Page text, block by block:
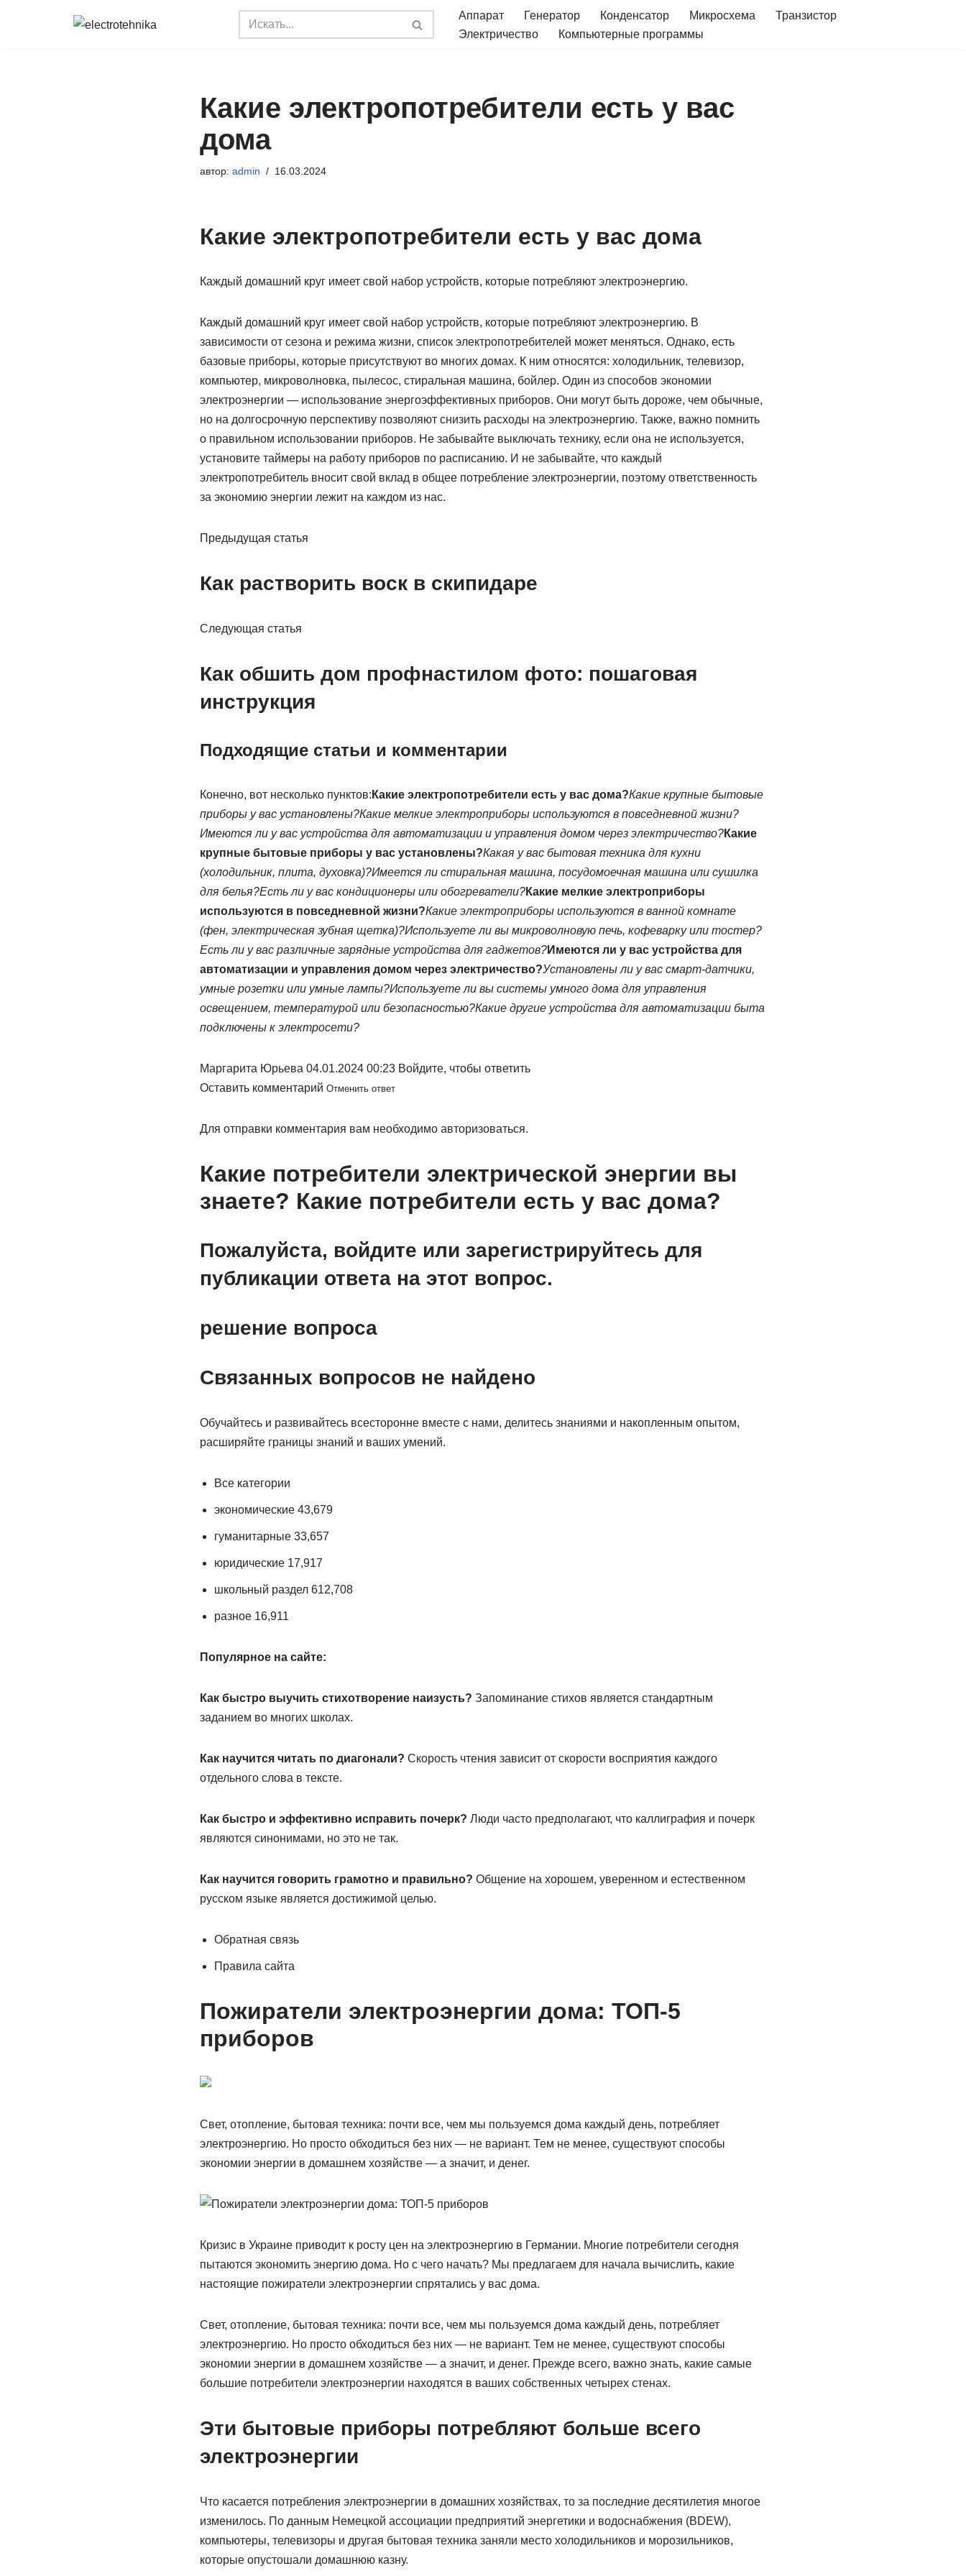
Аппарат Генератор Конденсатор Микросхема
Транзистор
Электричество
Компьютерные программы
Какие электропотребители есть у вас
дома
автор: admin 16.03.2024
Какие электропотребители есть у вас дома
Каждый домашний круг имеет свой набор устройств, которые потребляют электроэнергию.
Каждый домашний круг имеет свой набор устройств, которые потребляют электроэнергию. В
зависимости от сезона и режима жизни, список электропотребителей может меняться. Однако, есть
базовые приборы, которые присутствуют во многих домах. К ним относятся: холодильник, телевизор,
компьютер, микроволновка, пылесос, стиральная машина, бойлер. Один из способов экономии
электроэнергии — использование энергоэффективных приборов. Они могут быть дороже, чем обычные,
но на долгосрочную перспективу позволяют снизить расходы на электроэнергию. Также, важно помнить
о правильном использовании приборов. Не забывайте выключать технику, если она не используется,
установите таймеры на работу приборов по расписанию. И не забывайте, что каждый
электропотребитель вносит свой вклад в общее потребление электроэнергии, поэтому ответственность
за экономию энергии лежит на каждом из нас.
Предыдущая статья
Как растворить воск в скипидаре
Следующая статья
Как обшить дом профнастилом фото: пошаговая
инструкция
Подходящие статьи и комментарии
Конечно, вот несколько пунктов: Какие электропотребители есть у вас дома?Какие крупные бытовые
приборы у вас установлены?Какие мелкие электроприборы используются в повседневной жизни?
Имеются ли у вас устройства для автоматизации и управления домом через электричество?Какие
крупные бытовые приборы у вас установлены?Какая у вас бытовая техника для кухни
(холодильник, плита, духовка)?Имеется ли стиральная машина, посудомоечная машина или сушилка
для белья?Есть ли у вас кондиционеры или обогреватели?Какие мелкие электроприборы
используются в повседневной жизни?Какие электроприборы используются в ванной комнате
(фен, электрическая зубная щетка)?Используете ли вы микроволновую печь, кофеварку или тостер?
Есть ли у вас различные зарядные устройства для гаджетов?Имеются ли у вас устройства для
автоматизации и управления домом через электричество?Установлены ли у вас смарт-датчики,
умные розетки или умные лампы?Используете ли вы системы умного дома для управления
освещением, температурой или безопасностью?Какие другие устройства для автоматизации быта
подключены к электросети?
Маргарита Юрьева 04.01.2024 00:23 Войдите, чтобы ответить
Оставить комментарий Отменить ответ
Для отправки комментария вам необходимо авторизоваться.
Какие потребители электрической энергии вы
знаете? Какие потребители есть у вас дома?
Пожалуйста, войдите или зарегистрируйтесь для
публикации ответа на этот вопрос.
решение вопроса
Связанных вопросов не найдено
Обучайтесь и развивайтесь всесторонне вместе с нами, делитесь знаниями и накопленным опытом,
расширяйте границы знаний и ваших умений.
Все категории
экономические 43,679
гуманитарные 33,657
юридические 17,917
школьный раздел 612,708
разное 16,911
Популярное на сайте:
Как быстро выучить стихотворение наизусть? Запоминание стихов является стандартным
заданием во многих школах.
Как научится читать по диагонали? Скорость чтения зависит от скорости восприятия каждого
отдельного слова в тексте.
Как быстро и эффективно исправить почерк? Люди часто предполагают, что каллиграфия и почерк
являются синонимами, но это не так.
Как научится говорить грамотно и правильно? Общение на хорошем, уверенном и естественном
русском языке является достижимой целью.
Обратная связь
Правила сайта
Пожиратели электроэнергии дома: ТОП‑5
приборов
Свет, отопление, бытовая техника: почти все, чем мы пользуемся дома каждый день, потребляет
электроэнергию. Но просто обходиться без них — не вариант. Тем не менее, существуют способы
экономии энергии в домашнем хозяйстве — а значит, и денег.
Кризис в Украине приводит к росту цен на электроэнергию в Германии. Многие потребители сегодня
пытаются экономить энергию дома. Но с чего начать? Мы предлагаем для начала вычислить, какие
настоящие пожиратели электроэнергии спрятались у вас дома.
Свет, отопление, бытовая техника: почти все, чем мы пользуемся дома каждый день, потребляет
электроэнергию. Но просто обходиться без них — не вариант. Тем не менее, существуют способы
экономии энергии в домашнем хозяйстве — а значит, и денег. Прежде всего, важно знать, какие самые
большие потребители электроэнергии находятся в ваших собственных четырех стенах.
Эти бытовые приборы потребляют больше всего
электроэнергии
Что касается потребления электроэнергии в домашних хозяйствах, то за последние десятилетия многое
изменилось. По данным Немецкой ассоциации предприятий энергетики и водоснабжения (BDEW),
компьютеры, телевизоры и другая бытовая техника заняли место холодильников и морозильников,
которые опустошали домашнюю казну.